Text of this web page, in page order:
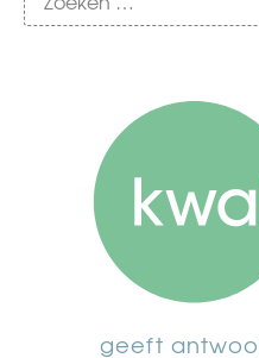
geeft